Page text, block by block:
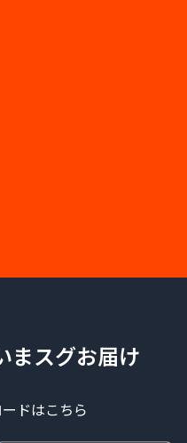
まスグお届け
ドはこちら